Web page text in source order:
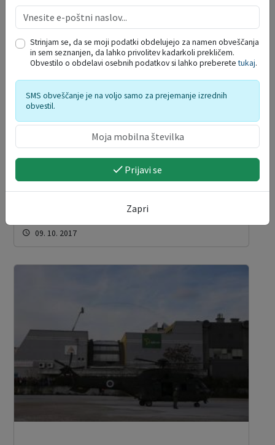
Načrti zaščite in reševanja
09. 10. 2017
Strinjam se, da se moji podatki obdelujejo za namen obveščanja
in sem seznanjen, da lahko privolitev kadarkoli prekličem.
Obvestilo o obdelavi osebnih podatkov si lahko preberetetukaj.
SMS obveščanje je na voljo samo za prejemanje izrednih
obvestil.
Prijavi se
Zapri